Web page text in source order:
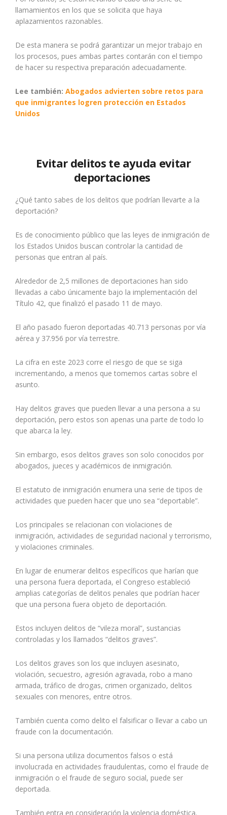
llamamientos en los que se solicita que haya
aplazamientos razonables.
De esta manera se podrá garantizar un mejor trabajo en
los procesos, pues ambas partes contarán con el tiempo
de hacer su respectiva preparación adecuadamente.
Lee también: Abogados advierten sobre retos para
que inmigrantes logren protección en Estados
Unidos
Evitar delitos te ayuda evitar
deportaciones
¿Qué tanto sabes de los delitos que podrían llevarte a la
deportación?
Es de conocimiento público que las leyes de inmigración de
los Estados Unidos buscan controlar la cantidad de
personas que entran al país.
Alrededor de 2,5 millones de deportaciones han sido
llevadas a cabo únicamente bajo la implementación del
Título 42, que finalizó el pasado 11 de mayo.
El año pasado fueron deportadas 40.713 personas por vía
aérea y 37.956 por vía terrestre.
La cifra en este 2023 corre el riesgo de que se siga
incrementando, a menos que tomemos cartas sobre el
asunto.
Hay delitos graves que pueden llevar a una persona a su
deportación, pero estos son apenas una parte de todo lo
que abarca la ley.
Sin embargo, esos delitos graves son solo conocidos por
abogados, jueces y académicos de inmigración.
El estatuto de inmigración enumera una serie de tipos de
actividades que pueden hacer que uno sea “deportable”.
Los principales se relacionan con violaciones de
inmigración, actividades de seguridad nacional y terrorismo,
y violaciones criminales.
En lugar de enumerar delitos específicos que harían que
una persona fuera deportada, el Congreso estableció
amplias categorías de delitos penales que podrían hacer
que una persona fuera objeto de deportación.
Estos incluyen delitos de “vileza moral”, sustancias
controladas y los llamados “delitos graves”.
Los delitos graves son los que incluyen asesinato,
violación, secuestro, agresión agravada, robo a mano
armada, tráfico de drogas, crimen organizado, delitos
sexuales con menores, entre otros.
También cuenta como delito el falsificar o llevar a cabo un
fraude con la documentación.
Si una persona utiliza documentos falsos o está
involucrada en actividades fraudulentas, como el fraude de
inmigración o el fraude de seguro social, puede ser
deportada.
También entra en consideración la violencia doméstica.